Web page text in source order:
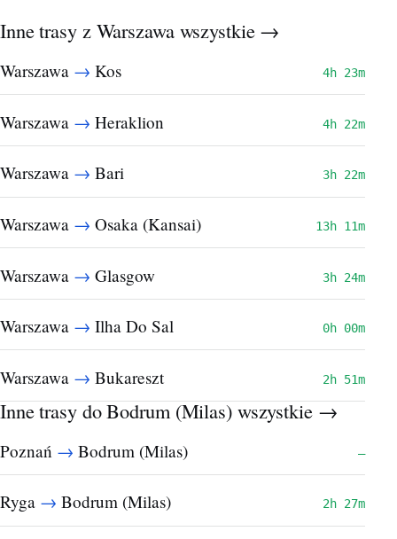
Inne trasy z Warszawa wszystkie →
Warszawa → Kos 4h 23m
Warszawa → Heraklion 4h 22m
Warszawa → Bari 3h 22m
Warszawa → Osaka (Kansai) 13h 11m
Warszawa → Glasgow 3h 24m
Warszawa → Ilha Do Sal 0h 00m
Warszawa → Bukareszt 2h 51m
Inne trasy do Bodrum (Milas)wszystkie →
Poznań → Bodrum (Milas) —
Ryga → Bodrum (Milas) 2h 27m